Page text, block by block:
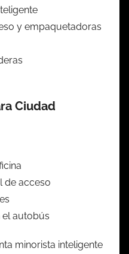
y empaquetadoras
Ciudad
de acceso
el autobús
minorista inteligente